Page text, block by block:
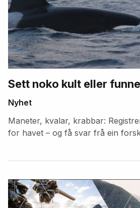
Sett noko kult eller
Nyhet
Maneter, kvalar, krabbar:
for havet – og få svar frå ein